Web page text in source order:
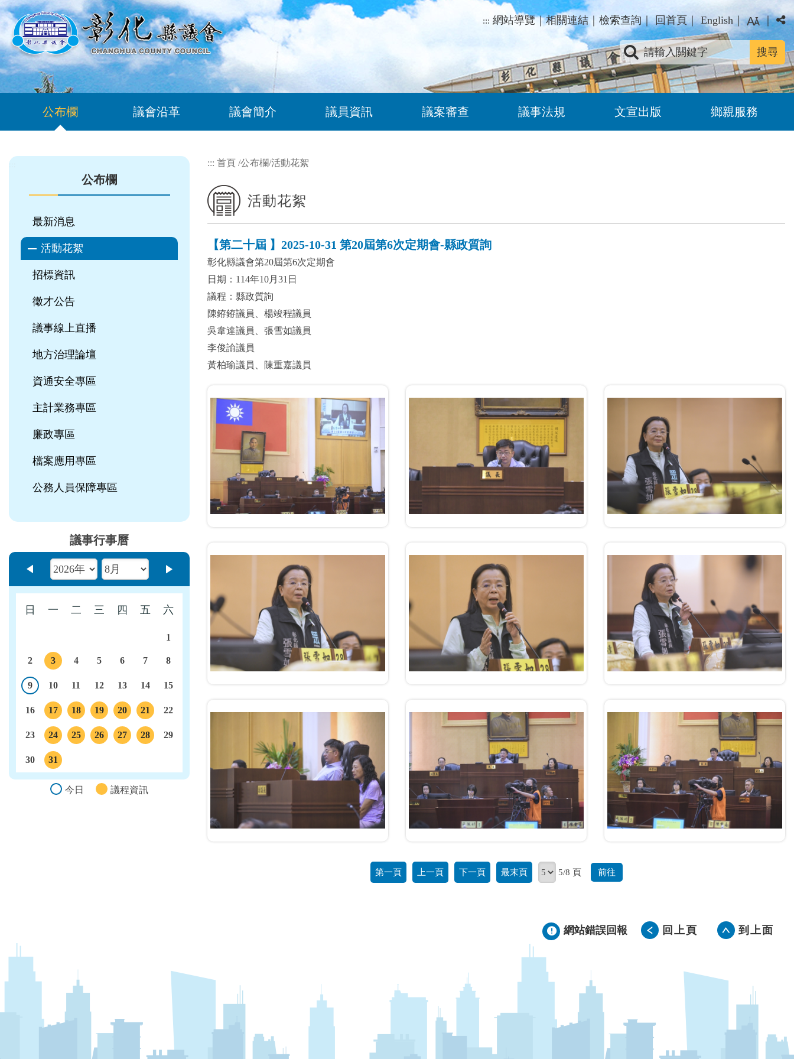
跳到主要內容區塊
::: 網站導覽｜相關連結 ｜ 檢索查詢｜回首頁｜English ｜ ｜
關鍵字查詢
公布欄 議會沿革 議會簡介 議員資訊 議案審查 議事法規 文宣出版 鄉親服務
:::
公布欄
最新消息
活動花絮
招標資訊
徵才公告
議事線上直播
地方治理論壇
資通安全專區
主計業務專區
廉政專區
檔案應用專區
公務人員保障專區
議事行事曆
上個月
日 一 二 三 四 五 六
1
2
3
4 5 6 7 8
9
10 11 12 13 14 15
16
17
議程
18
議程
19
議程
20
議程
21
議程
22
23
24
議程
25
26
27
28
29
30
31
今日
議程資訊
::: 首頁 /公布欄/活動花絮
活動花絮
【第二十屆 】2025-10-31 第20屆第6次定期會-縣政質詢
彰化縣議會第20屆第6次定期會
日期：114年10月31日
議程：縣政質詢
陳銌銌議員、楊竣程議員
吳韋達議員、張雪如議員
李俊諭議員
黃柏瑜議員、陳重嘉議員
第一頁 上一頁 下一頁 最末頁 5/8 頁 前往
網站錯誤回報 回上頁 到上面